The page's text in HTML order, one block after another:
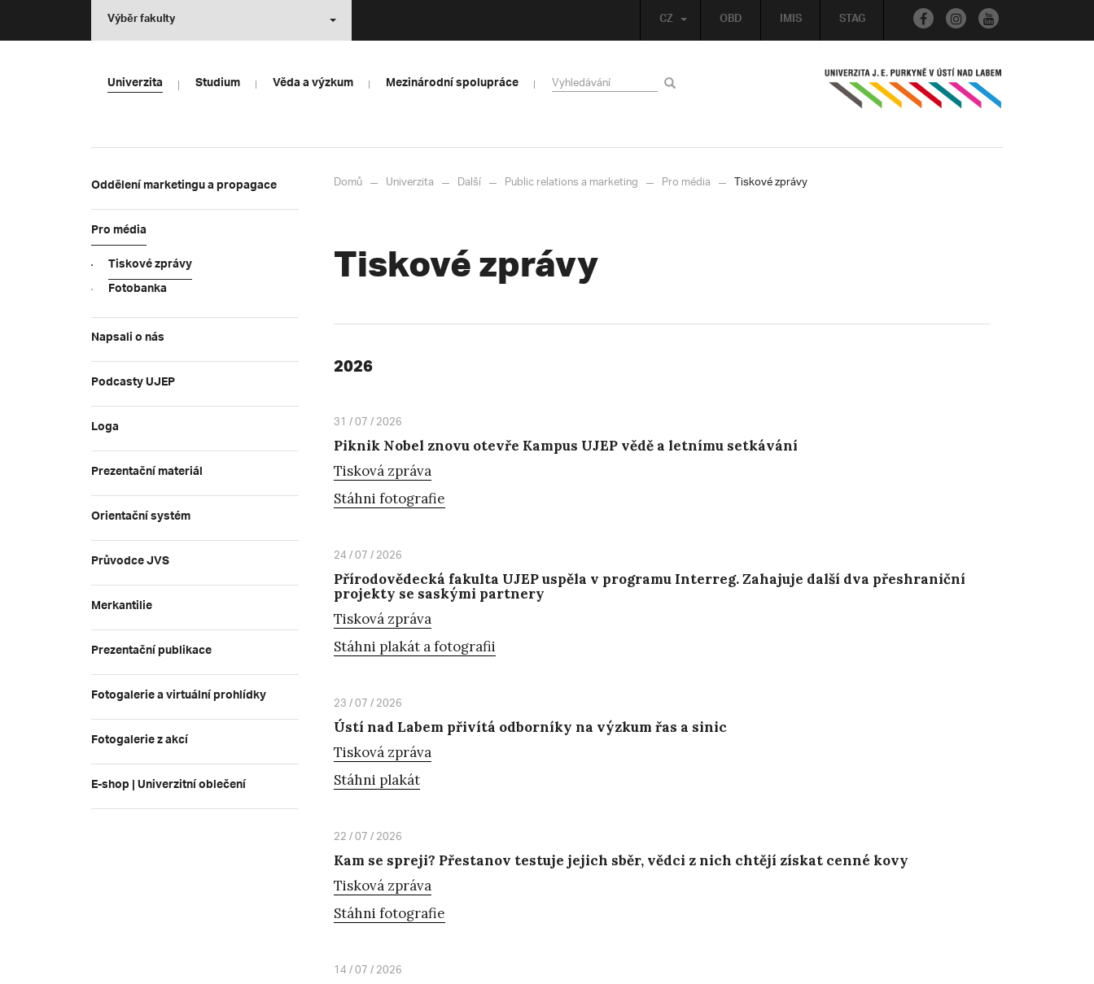
OBD IMIS STAG
CZ
Výběr fakulty
Univerzita Studium Věda a výzkum Mezinárodní spolupráce
Oddělení marketingu a propagace
Pro média
Tiskové zprávy
Fotobanka
Napsali o nás
Podcasty UJEP
Loga
Prezentační materiál
Orientační systém
Průvodce JVS
Merkantilie
Prezentační publikace
Fotogalerie a virtuální prohlídky
Fotogalerie z akcí
E-shop | Univerzitní oblečení
Domů Univerzita Další Public relations a marketing Pro média Tiskové zprávy
Tiskové zprávy
2026
31 / 07 / 2026
Piknik Nobel znovu otevře Kampus UJEP vědě a letnímu setkávání
Tisková zpráva
Stáhni fotografie
24 / 07 / 2026
Přírodovědecká fakulta UJEP uspěla v programu Interreg. Zahajuje další dva přeshraniční
projekty se saskými partnery
Tisková zpráva
Stáhni plakát a fotografii
23 / 07 / 2026
Ústí nad Labem přivítá odborníky na výzkum řas a sinic
Tisková zpráva
Stáhni plakát
22 / 07 / 2026
Kam se spreji? Přestanov testuje jejich sběr, vědci z nich chtějí získat cenné kovy
Tisková zpráva
Stáhni fotografie
14 / 07 / 2026